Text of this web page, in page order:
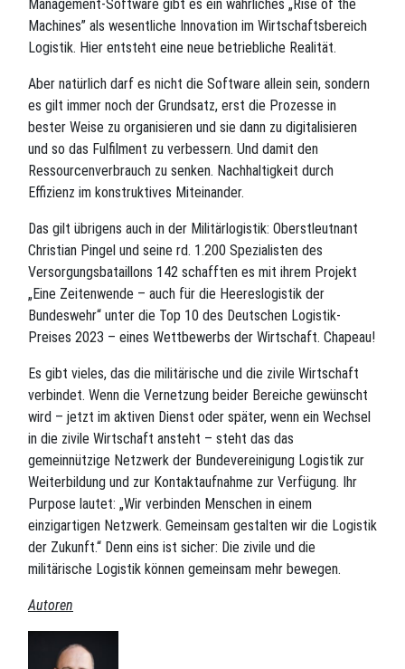
Management-Software gibt es ein wahrliches „Rise of the
Machines” als wesentliche Innovation im Wirtschaftsbereich
Logistik. Hier entsteht eine neue betriebliche Realität.
Aber natürlich darf es nicht die Software allein sein, sondern
es gilt immer noch der Grundsatz, erst die Prozesse in
bester Weise zu organisieren und sie dann zu digitalisieren
und so das Fulfilment zu verbessern. Und damit den
Ressourcenverbrauch zu senken. Nachhaltigkeit durch
Effizienz im konstruktives Miteinander.
Das gilt übrigens auch in der Militärlogistik: Oberstleutnant
Christian Pingel und seine rd. 1.200 Spezialisten des
Versorgungsbataillons 142 schafften es mit ihrem Projekt
„Eine Zeitenwende – auch für die Heereslogistik der
Bundeswehr“ unter die Top 10 des Deutschen Logistik-
Preises 2023 – eines Wettbewerbs der Wirtschaft. Chapeau!
Es gibt vieles, das die militärische und die zivile Wirtschaft
verbindet. Wenn die Vernetzung beider Bereiche gewünscht
wird – jetzt im aktiven Dienst oder später, wenn ein Wechsel
in die zivile Wirtschaft ansteht – steht das das
gemeinnützige Netzwerk der Bundevereinigung Logistik zur
Weiterbildung und zur Kontaktaufnahme zur Verfügung. Ihr
Purpose lautet: „Wir verbinden Menschen in einem
einzigartigen Netzwerk. Gemeinsam gestalten wir die Logistik
der Zukunft.“ Denn eins ist sicher: Die zivile und die
militärische Logistik können gemeinsam mehr bewegen.
Autoren